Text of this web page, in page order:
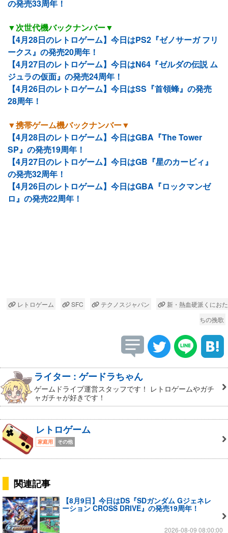
の発売33周年！
▼次世代機バックナンバー▼
【4月28日のレトロゲーム】今日はPS2『ゼノサーガ フリ
ークス』の発売20周年！
【4月27日のレトロゲーム】今日はN64『ゼルダの伝説 ム
ジュラの仮面』の発売24周年！
【4月26日のレトロゲーム】今日はSS『首領蜂』の発売
28周年！
▼携帯ゲーム機バックナンバー▼
【4月28日のレトロゲーム】今日はGBA『The Tower
SP』の発売19周年！
【4月27日のレトロゲーム】今日はGB『星のカービィ』
の発売32周年！
【4月26日のレトロゲーム】今日はGBA『ロックマンゼ
ロ』の発売22周年！
レトロゲーム SFC テクノスジャパン
新・熱血硬派くにおた
ちの挽歌
ライター : ゲードラちゃん
ゲームドライブ運営スタッフです！ レトロゲームやガチ
ャガチャが好きです！
レトロゲーム
家庭用 その他
関連記事
【8月9日】今日はDS『SDガンダム Gジェネレ
ーション CROSS DRIVE』の発売19周年！
2026-08-09 08:00:00